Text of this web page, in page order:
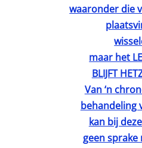
waaronder die
maar het
BLIJFT
Van ‘n
behandeling
kan bij
geen sprake